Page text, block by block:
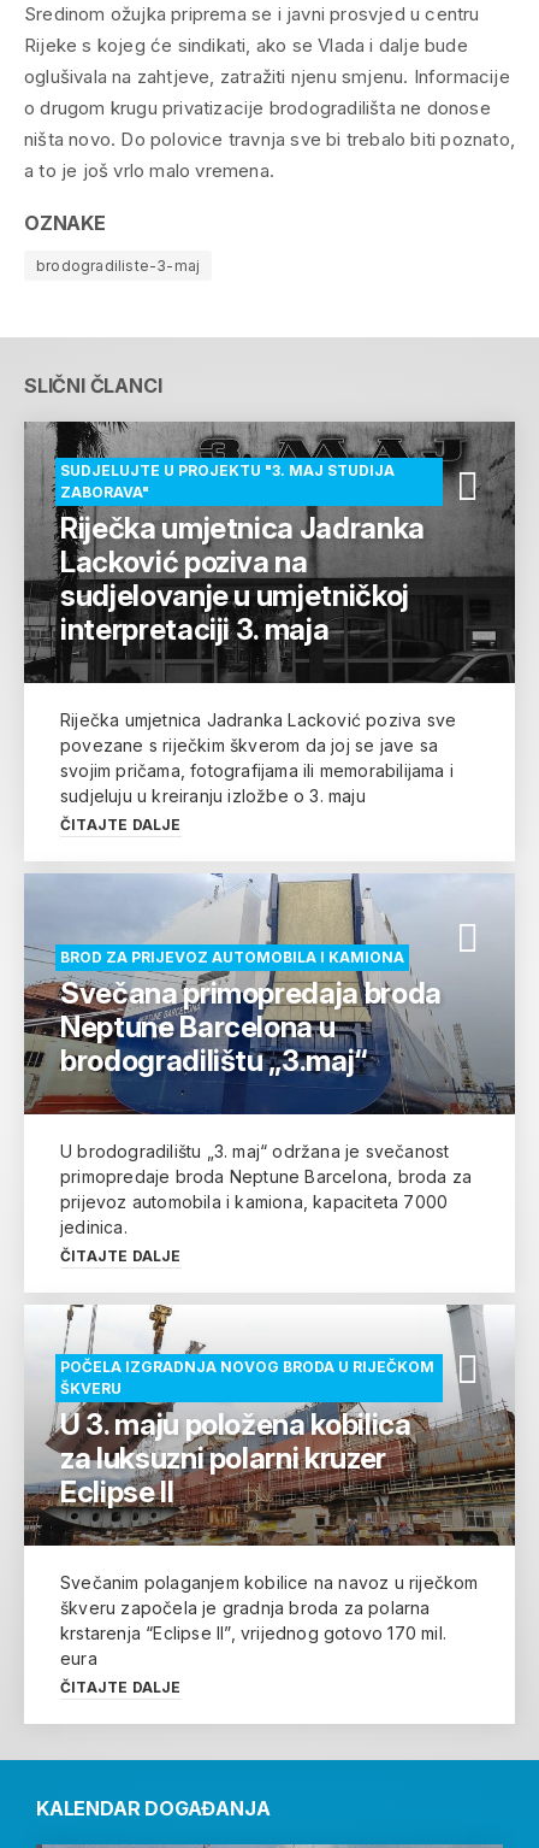
Sredinom ožujka priprema se i javni prosvjed u centru
Rijeke s kojeg će sindikati, ako se Vlada i dalje bude
oglušivala na zahtjeve, zatražiti njenu smjenu. Informacije
o drugom krugu privatizacije brodogradilišta ne donose
ništa novo. Do polovice travnja sve bi trebalo biti poznato,
a to je još vrlo malo vremena.
OZNAKE
brodogradiliste-3-maj
SLIČNI ČLANCI
SUDJELUJTE U PROJEKTU "3. MAJ STUDIJA
ZABORAVA"
Riječka umjetnica Jadranka
Lacković poziva na
sudjelovanje u umjetničkoj
interpretaciji 3. maja
Riječka umjetnica Jadranka Lacković poziva sve
povezane s riječkim škverom da joj se jave sa
svojim pričama, fotografijama ili memorabilijama i
sudjeluju u kreiranju izložbe o 3. maju
ČITAJTE DALJE
BROD ZA PRIJEVOZ AUTOMOBILA I KAMIONA
Svečana primopredaja broda
Neptune Barcelona u
brodogradilištu „3.maj“
U brodogradilištu „3. maj“ održana je svečanost
primopredaje broda Neptune Barcelona, broda za
prijevoz automobila i kamiona, kapaciteta 7000
jedinica.
ČITAJTE DALJE
POČELA IZGRADNJA NOVOG BRODA U RIJEČKOM
ŠKVERU
U 3. maju položena kobilica
za luksuzni polarni kruzer
Eclipse II
Svečanim polaganjem kobilice na navoz u riječkom
škveru započela je gradnja broda za polarna
krstarenja “Eclipse II”, vrijednog gotovo 170 mil.
eura
ČITAJTE DALJE
KALENDAR DOGAĐANJA